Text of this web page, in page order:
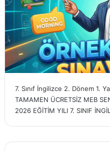
7. Sınıf İngilizce 2. Dönem 1.
TAMAMEN ÜCRETSİZ MEB
2026 EĞİTİM YILI 7. SINIF